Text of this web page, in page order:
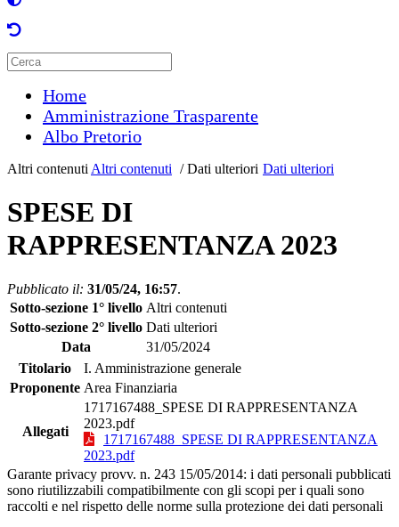
Home
Amministrazione Trasparente
Albo Pretorio
Altri contenuti Altri contenuti /Dati ulteriori Dati ulteriori
SPESE DI
RAPPRESENTANZA 2023
Pubblicato il: 31/05/24, 16:57.
Sotto-sezione 1° livello Altri contenuti
Sotto-sezione 2° livello Dati ulteriori
Data
31/05/2024
Titolario
I. Amministrazione generale
Proponente Area Finanziaria
Allegati
1717167488_SPESE DI RAPPRESENTANZA
2023.pdf
1717167488_SPESE DI RAPPRESENTANZA
2023.pdf
Garante privacy provv. n. 243 15/05/2014: i dati personali pubblicati
sono riutilizzabili compatibilmente con gli scopi per i quali sono
raccolti e nel rispetto delle norme sulla protezione dei dati personali